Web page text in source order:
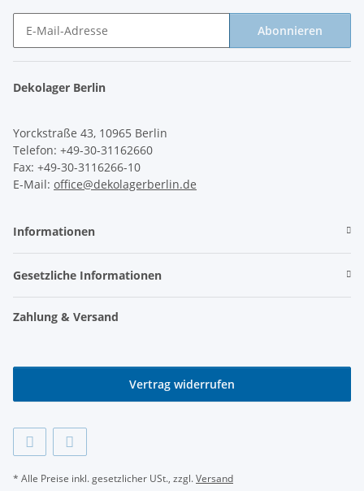
Abonnieren
Dekolager Berlin
Yorckstraße 43, 10965 Berlin
Telefon: +49-30-31162660
Fax: +49-30-3116266-10
E-Mail: office@dekolagerberlin.de
Informationen
Gesetzliche Informationen
Zahlung & Versand
Vertrag widerrufen
* Alle Preise inkl. gesetzlicher USt., zzgl.Versand